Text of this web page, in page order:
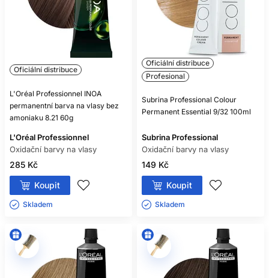
přizpůsobte pokožce i vlasům.
PROFESIONÁLNÍ
PLÁNOVÁNÍ RECEPTURY
Před službou si zapište použitou řadu, odstíny, poměr,
při další návštěvě přesně zopakovat nebo cíleně upravit.
Fotografie při stejném osvětlení je užitečnější než spoléhání
Při korekci, neznámé historii, velmi porézních vlasech nebo
výrazné změně odstínu proveďte zkoušku na pramínku.
Profesionální diagnostika šetří čas i kvalitu vlasů.
ČASTÉ DOTAZY
ZÁKAZNÍKŮ
POTŘEBUJE KAŽDÁ OXIDAČNÍ
BARVA VYVÍJEČ?
Téměř všechny ano, ale vždy se řiďte označením
Oficiální distribuce
L'Oréal Professionnel INOA
permanentní barva na vlasy bez
amoniaku 8.21 60g
L'Oréal Professionnel
Oxidační barvy na vlasy
285 Kč
Koupit
Skladem ㅤ
Oficiální distribuce
Profesional
Subrina Professional Colour
Permanent Essential 9/32 100ml
Subrina Professional
Oxidační barvy na vlasy
149 Kč
Koupit
Skladem ㅤ